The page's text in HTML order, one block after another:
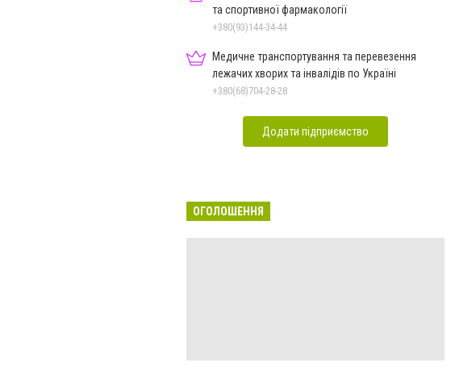
та спортивної фармакології
+380(93)144-34-44
Медичне транспортування та перевезення
лежачих хворих та інвалідів по Україні
+380(68)704-28-28
Додати підприємство
ОГОЛОШЕННЯ